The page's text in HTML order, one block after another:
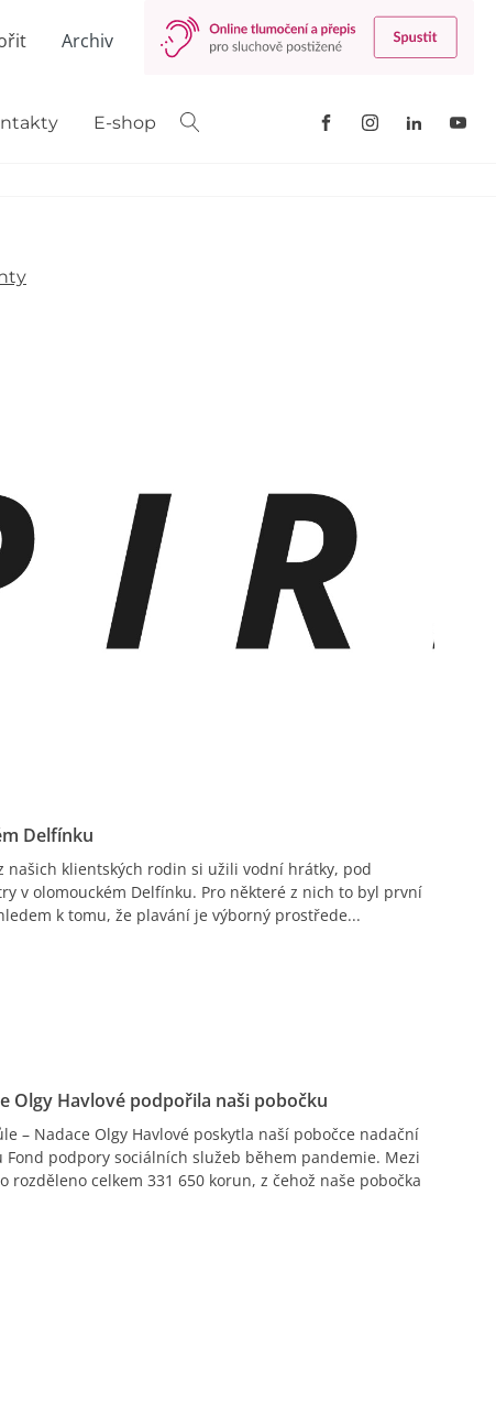
Archiv
E-shop
Delfínku
našich klientských rodin si užili vodní hrátky, pod
v olomouckém Delfínku. Pro některé z nich to byl první
k tomu, že plavání je výborný prostřede...
Olgy Havlové podpořila naši pobočku
– Nadace Olgy Havlové poskytla naší pobočce nadační
podpory sociálních služeb během pandemie. Mezi
rozděleno celkem 331 650 korun, z čehož naše pobočka